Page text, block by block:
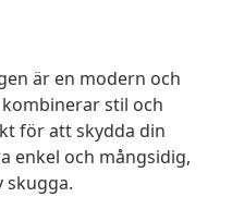
är en modern och
stil och
för att skydda din
enkel och mångsidig,
skugga.